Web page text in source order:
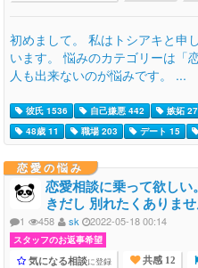
初めまして。 私はトシアキと申
います。 悩みのカテゴリーは「
人も出来ないのが悩みです。 ...
彼氏 1536 自己嫌悪 442 嫉妬
48歳 11
職場 203 デート 15
恋愛の悩み
恋愛相談に乗って欲し
きだし 別れたくありませ
1 458 sk 2022-05-18 00:14
スタッフのお返事希望
気になる相談に登録 共感 12